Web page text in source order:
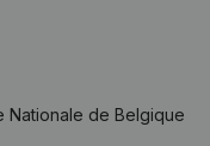
Nationale de Belgique